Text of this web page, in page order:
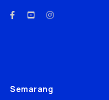
Semarang